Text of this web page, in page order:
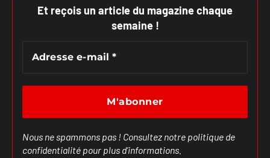
Et reçois un article du magazine chaque
semaine !
Nous ne spammons pas ! Consultez notre politique de
confidentialité pour plus d’informations.